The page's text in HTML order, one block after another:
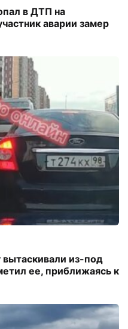
в ДТП на
аварии замер
из-под
ее, приближаясь к